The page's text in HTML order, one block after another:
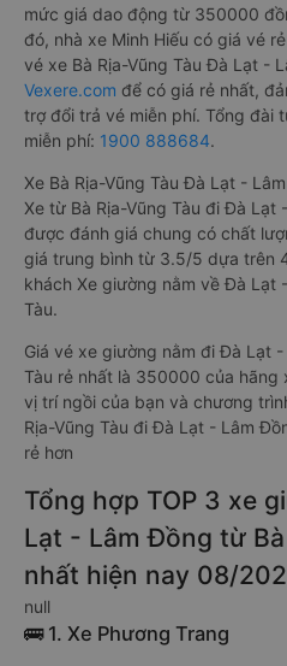
mức giá dao động từ 350000
đó, nhà xe Minh Hiếu có giá vé
vé xe Bà Rịa-Vũng Tàu Đà Lạt -
Vexere.com để có giá rẻ nhất,
trợ đổi trả vé miễn phí. Tổng đài
miễn phí: 1900 888684.
Xe Bà Rịa-Vũng Tàu Đà Lạt -
Xe từ Bà Rịa-Vũng Tàu đi Đà
được đánh giá chung có chất
giá trung bình từ 3.5/5 dựa trên
khách Xe giường nằm về Đà Lạt
Tàu.
Giá vé xe giường nằm đi Đà Lạt
Tàu rẻ nhất là 350000 của hãng
vị trí ngồi của bạn và chương
Rịa-Vũng Tàu đi Đà Lạt - Lâm
rẻ hơn
Tổng hợp TOP 3 xe
Lạt - Lâm Đồng từ
nhất hiện nay 08/
null
🚌 1. Xe Phương Trang